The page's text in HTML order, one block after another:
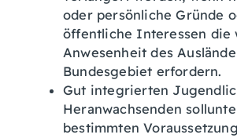
oder persönliche Gründe
öffentliche Interessen die
Anwesenheit des
Bundesgebiet erfordern.
Gut integrierten
Heranwachsenden
bestimmten